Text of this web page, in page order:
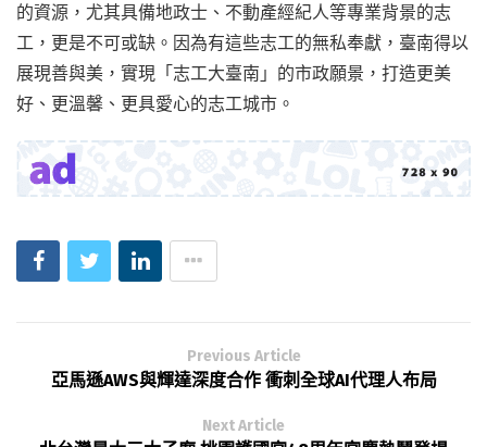
的資源，尤其具備地政士、不動產經紀人等專業背景的志
工，更是不可或缺。因為有這些志工的無私奉獻，臺南得以
展現善與美，實現「志工大臺南」的市政願景，打造更美
好、更溫馨、更具愛心的志工城市。
Previous Article
亞馬遜AWS與輝達深度合作 衝刺全球AI代理人布局
Next Article